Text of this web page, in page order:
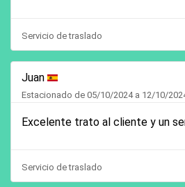
Servicio de traslado
Juan
Estacionado de 05/10/2024 a 12/10/
Excelente trato al cliente y un
Servicio de traslado